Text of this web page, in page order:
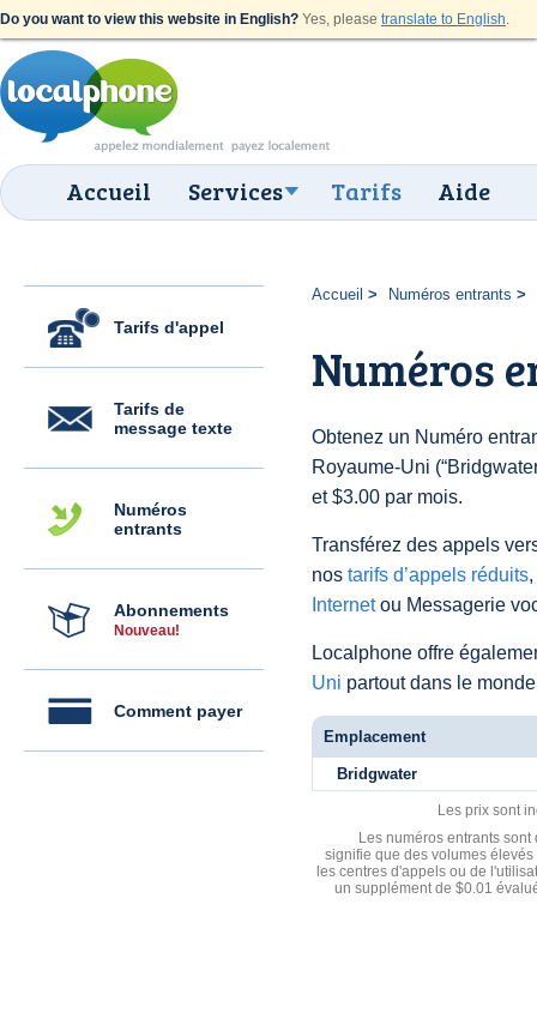
Do you want to view this website in English? Yes, please translate to English.
Accueil Services Tarifs Aide
Tarifs d'appel
Tarifs de
message texte
Numéros
entrants
Abonnements
Nouveau!
Comment payer
Accueil Numéros entrants
Numéros
Obtenez un Numéro
Royaume-Uni
et $3.00 par mois.
Transférez des appels
nos tarifs d’appels réduits
Internetou Messagerie
Localphone offre
Uni partout dans le
Emplacement
Bridgwater
Les prix sont
Les numéros entrants
signifie que des volumes
les centres d'appels ou de
un supplément de $0.01